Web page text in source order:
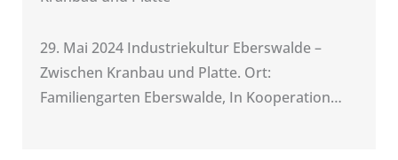
29. Mai 2024 Industriekultur Eberswalde –
Zwischen Kranbau und Platte. Ort:
Familiengarten Eberswalde, In Kooperation…